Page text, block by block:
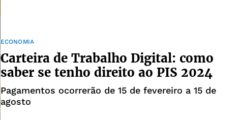
ECONOMIA
Carteira de Trabalho Digital: como
saber se tenho direito ao PIS 2024
Pagamentos ocorrerão de 15 de fevereiro a 15 de
agosto